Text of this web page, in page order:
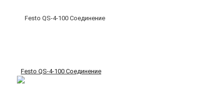
Festo QS-4-100 Соединение